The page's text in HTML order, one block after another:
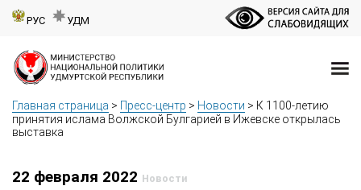
РУС УДМ
Главная страница > Пресс-центр > Новости > К 1100-летию
принятия ислама Волжской Булгарией в Ижевске открылась
выставка
22 февраля 2022 Новости